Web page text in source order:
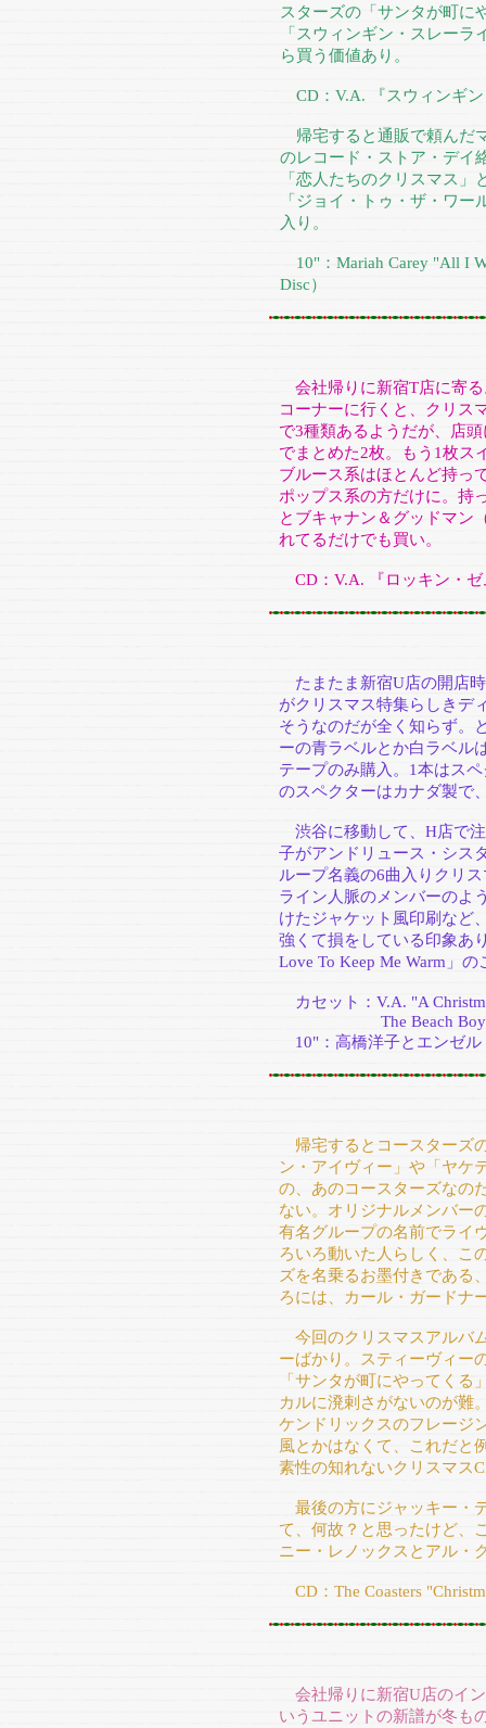
スターズの「サンタが町に
「スウィンギン・スレー
ら買う価値あり。
CD：V.A. 『スウィンギ
帰宅すると通販で頼んだ
のレコード・ストア・デイ
「恋人たちのクリスマス
「ジョイ・トゥ・ザ・ワ
入り。
10"：Mariah Carey "All I
Disc）
会社帰りに新宿T店に寄
コーナーに行くと、クリス
で3種類あるようだが、店
でまとめた2枚。もう1枚ス
ブルース系はほとんど持っ
ポップス系の方だけに。持
とブキャナン＆グッドマン
れてるだけでも買い。
CD：V.A. 『ロッキン・
たまたま新宿U店の開店
がクリスマス特集らしきデ
そうなのだが全く知らず。
ーの青ラベルとか白ラベル
テープのみ購入。1本はス
のスペクターはカナダ製で
渋谷に移動して、H店で
子がアンドリュース・シス
ループ名義の6曲入りクリ
ライン人脈のメンバーのよ
けたジャケット風印刷など
強くて損をしている印象あ
Love To Keep Me Warm」の
カセット：V.A. "A
The Beach Boys "The
10"：高橋洋子とエンゼル
帰宅するとコースターズ
ン・アイヴィー」や「ヤケ
の、あのコースターズなの
ない。オリジナルメンバー
有名グループの名前でライ
ろいろ動いた人らしく、こ
ズを名乗るお墨付きである
ろには、カール・ガードナ
今回のクリスマスアルバ
ーばかり。スティーヴィー
「サンタが町にやってく
カルに溌剌さがないのが難
ケンドリックスのフレージ
風とかはなくて、これだと
素性の知れないクリスマス
最後の方にジャッキー・
て、何故？と思ったけど、
ニー・レノックスとアル・
CD：The Coasters
会社帰りに新宿U店のイ
いうユニットの新譜が冬も